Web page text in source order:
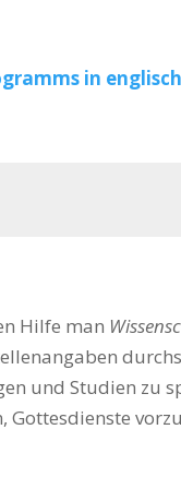
in
Hilfe man
und Studien zu
Gottesdienste